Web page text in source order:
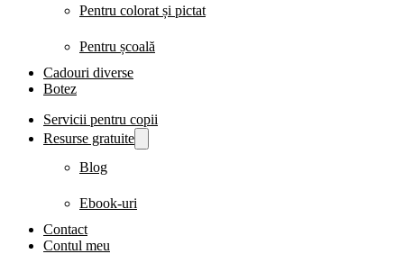
Pentru colorat și pictat
Pentru școală
Cadouri diverse
Botez
Servicii pentru copii
Resurse gratuite
Blog
Ebook-uri
Contact
Contul meu